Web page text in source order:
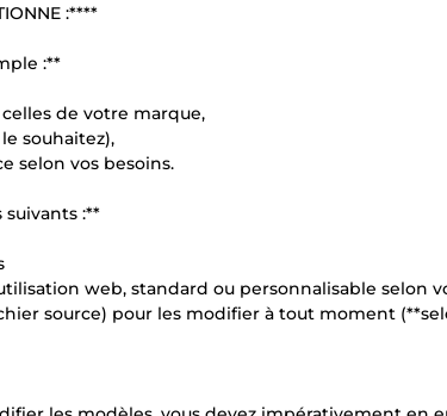
:****
:**
de votre marque,
souhaitez),
selon vos besoins.
suivants :**
web, standard ou personnalisable selon
source) pour les modifier à tout moment